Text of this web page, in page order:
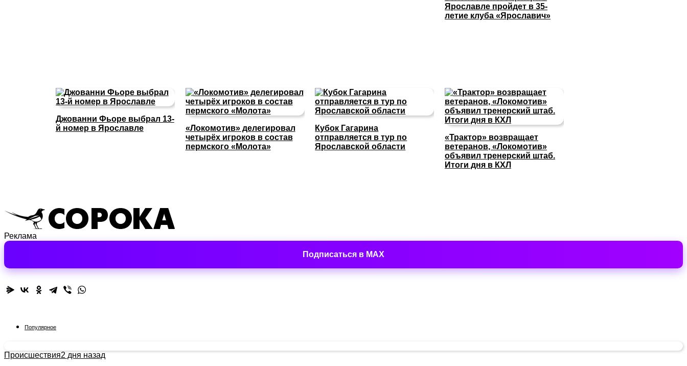
Ярославле пройдет в 35-
летие клуба «Ярославич»
Джованни Фьоре выбрал 13-
й номер в Ярославле
«Локомотив» делегировал
четырёх игроков в состав
пермского «Молота»
Кубок Гагарина
отправляется в тур по
Ярославской области
«Трактор» возвращает
ветеранов, «Локомотив»
объявил тренерский штаб.
Итоги дня в КХЛ
Реклама
Подписаться в MAX
Популярное
Происшествия2 дня назад